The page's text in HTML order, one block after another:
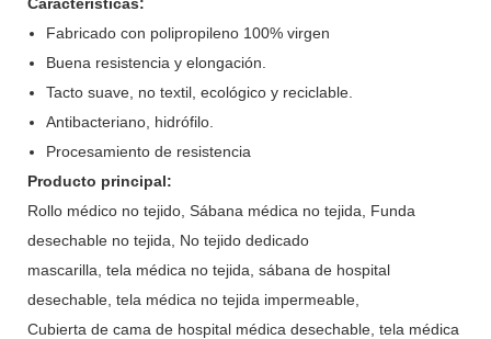
Fabricado con polipropileno 100% virgen
Buena resistencia y elongación.
Tacto suave, no textil, ecológico y reciclable.
Antibacteriano, hidrófilo.
Procesamiento de resistencia
Producto principal:
Rollo médico no tejido, Sábana médica no tejida, Funda
desechable no tejida, No tejido dedicado
mascarilla, tela médica no tejida, sábana de hospital
desechable, tela médica no tejida impermeable,
Cubierta de cama de hospital médica desechable, tela médica